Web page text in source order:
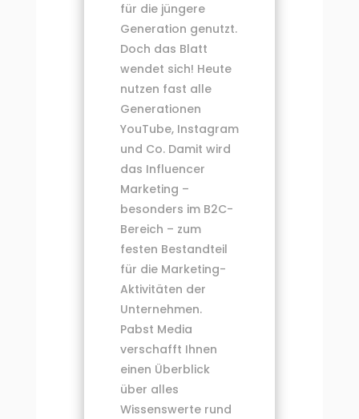
für die jüngere
Generation genutzt.
Doch das Blatt
wendet sich! Heute
nutzen fast alle
Generationen
YouTube, Instagram
und Co. Damit wird
das Influencer
Marketing –
besonders im B2C-
Bereich – zum
festen Bestandteil
für die Marketing-
Aktivitäten der
Unternehmen.
Pabst Media
verschafft Ihnen
einen Überblick
über alles
Wissenswerte rund